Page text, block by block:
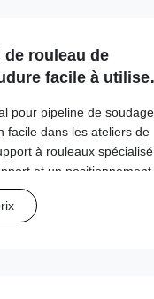
de rouleau de
facile à utiliser
pour pipeline de soudage
facile dans les ateliers de
à rouleaux spécialisé
et un positionnement
de soudage sur différents